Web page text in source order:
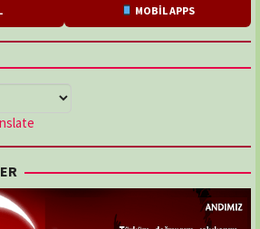
MOBİL APPS